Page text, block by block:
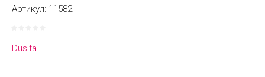
Артикул: 11582
Dusita